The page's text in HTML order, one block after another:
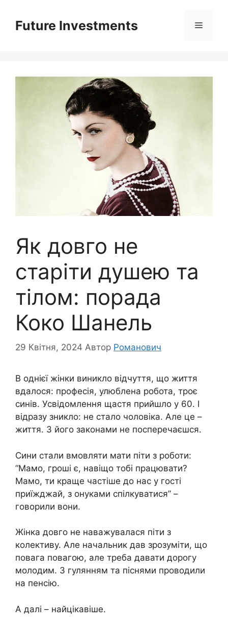
вмістуFuture Investments Меню
Як довго не
старіти душею та
тілом: порада
Коко Шанель
29 Квітня, 2024 Автор Романович
В однієї жінки виникло відчуття, що життя
вдалося: професія, улюблена робота, троє
синів. Усвідомлення щастя прийшло у 60. І
відразу зникло: не стало чоловіка. Але це –
життя. З його законами не посперечаєшся.
Сини стали вмовляти мати піти з роботи:
“Мамо, гроші є, навіщо тобі працювати?
Мамо, ти краще частіше до нас у гості
приїжджай, з онуками спілкуватися” –
говорили вони.
Жінка довго не наважувалася піти з
колективу. Але начальник дав зрозуміти, що
повага повагою, але треба давати дорогу
молодим. З гулянням та піснями проводили
на пенсію.
А далі – найцікавіше.